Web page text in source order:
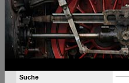
Suche